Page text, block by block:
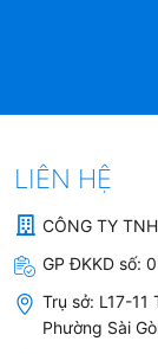
LIÊN HỆ
CÔNG TY
GP ĐKKD số:
Trụ sở: L17-11
Phường Sài